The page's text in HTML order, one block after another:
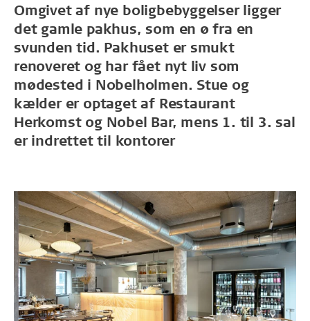
Omgivet af nye boligbebyggelser ligger
det gamle pakhus, som en ø fra en
svunden tid. Pakhuset er smukt
renoveret og har fået nyt liv som
mødested i Nobelholmen. Stue og
kælder er optaget af Restaurant
Herkomst og Nobel Bar, mens 1. til 3. sal
er indrettet til kontorer